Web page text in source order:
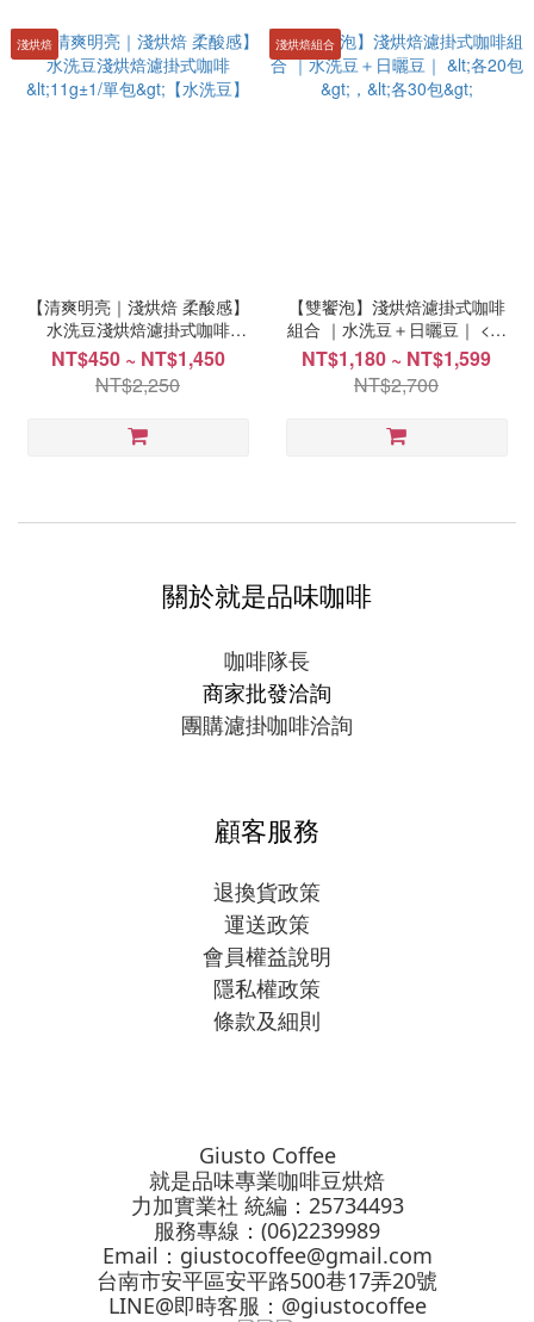
淺烘焙
【清爽明亮｜淺烘焙 柔酸感】
水洗豆淺烘焙濾掛式咖啡
<11g±1/單包>【水洗豆】
NT$450 ~ NT$1,450
NT$2,250
淺烘焙組合
【雙饗泡】淺烘焙濾掛式咖啡
組合 ｜水洗豆＋日曬豆｜ <各
20包>，<各30包>
NT$1,180 ~ NT$1,599
NT$2,700
關於就是品味咖啡
咖啡隊長
商家批發洽詢
團購濾掛咖啡洽詢
顧客服務
退換貨政策
運送政策
會員權益說明
隱私權政策
條款及細則
Giusto Coffee
就是品味專業咖啡豆烘焙
力加實業社 統編：25734493
服務專線：(06)2239989
Email： giustocoffee@gmail.com
台南市安平區安平路500巷17弄20號
LINE@即時客服：@giustocoffee